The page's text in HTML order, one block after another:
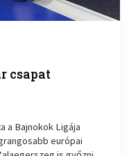
csapat
a Bajnokok Ligája
európai